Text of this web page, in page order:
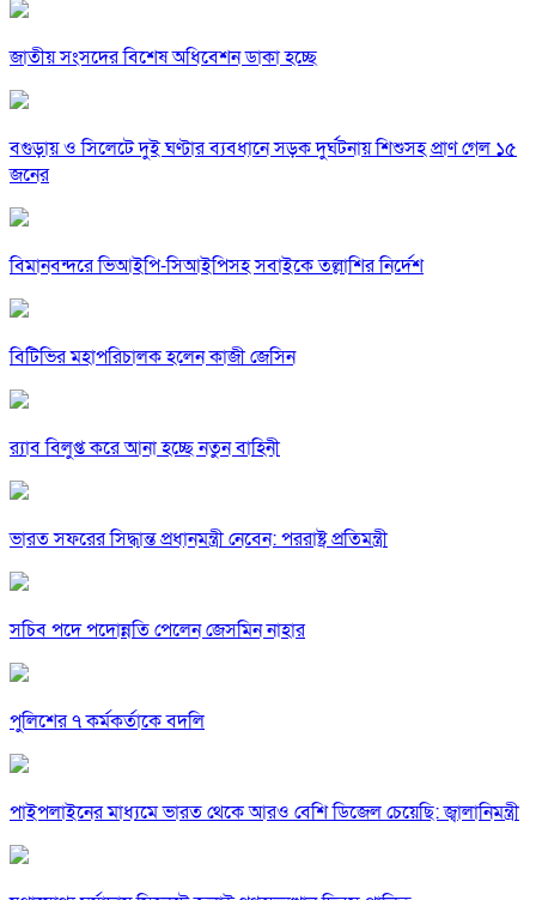
জাতীয় সংসদের বিশেষ অধিবেশন ডাকা হচ্ছে
বগুড়ায় ও সিলেটে দুই ঘণ্টার ব্যবধানে সড়ক দুর্ঘটনায় শিশুসহ প্রাণ গেল ১৫
জনের
বিমানবন্দরে ভিআইপি-সিআইপিসহ সবাইকে তল্লাশির নির্দেশ
বিটিভির মহাপরিচালক হলেন কাজী জেসিন
র‍্যাব বিলুপ্ত করে আনা হচ্ছে নতুন বাহিনী
ভারত সফরের সিদ্ধান্ত প্রধানমন্ত্রী নেবেন: পররাষ্ট্র প্রতিমন্ত্রী
সচিব পদে পদোন্নতি পেলেন জেসমিন নাহার
পুলিশের ৭ কর্মকর্তাকে বদলি
পাইপলাইনের মাধ্যমে ভারত থেকে আরও বেশি ডিজেল চেয়েছি: জ্বালানিমন্ত্রী